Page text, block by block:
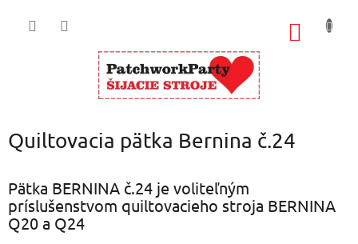
Quiltovacia pätka Bernina č.24
Pätka BERNINA č.24 je voliteľným
príslušenstvom quiltovacieho stroja BERNINA
Q20 a Q24